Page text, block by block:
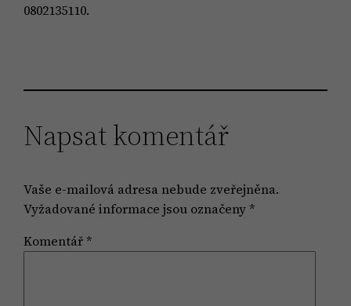
0802135110.
Napsat komentář
Vaše e-mailová adresa nebude zveřejněna.
Vyžadované informace jsou označeny*
Komentář*